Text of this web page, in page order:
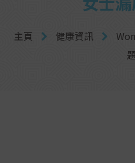
主頁 健康資訊
題